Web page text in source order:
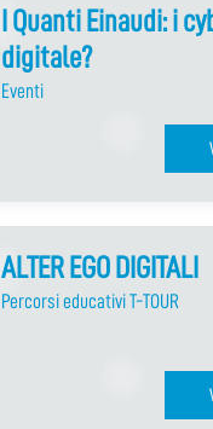
I Quanti Einaudi: i
digitale?
Eventi
ALTER EGO DIGITALI
Percorsi educativi T-TOUR